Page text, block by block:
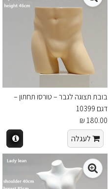
בובת תצוגה לגבר – טורסו תחתון –
דגם 10399
180.00 ₪
לעגלה